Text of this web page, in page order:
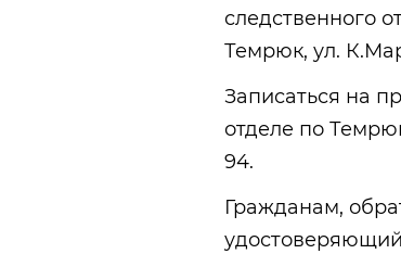
следственного
Темрюк, ул.
Записаться на
отделе по
94.
Гражданам,